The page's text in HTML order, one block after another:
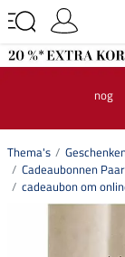
nog
Thema's
Cadeaubonnen
cadeaubon om